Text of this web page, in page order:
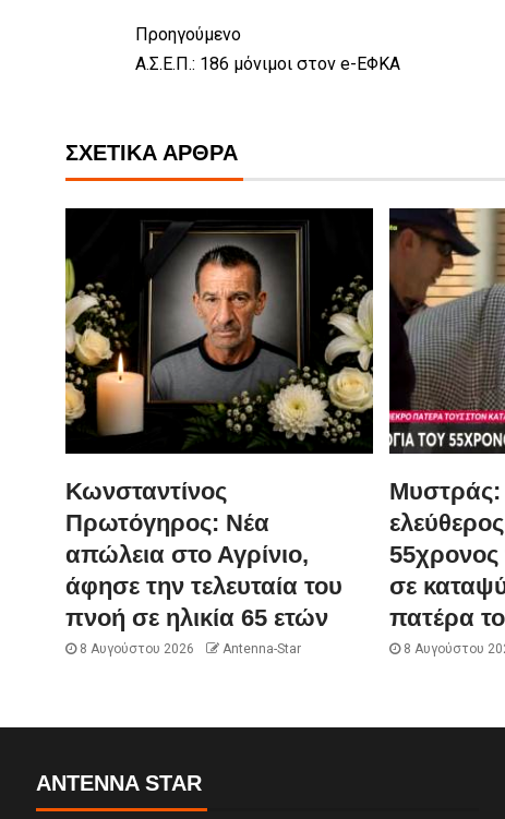
Προηγούμενο
Α.Σ.Ε.Π.: 186 μόνιμοι στον e-ΕΦΚΑ
ΣΧΕΤΙΚΆ ΆΡΘΡΑ
Κωνσταντίνος
Πρωτόγηρος: Νέα
απώλεια στο Αγρίνιο,
άφησε την τελευταία του
πνοή σε ηλικία 65 ετών
8 Αυγούστου 2026 Antenna-Star
Μυστράς:
σε
πατέρα
8 Αυγούστου
ANTENNA STAR